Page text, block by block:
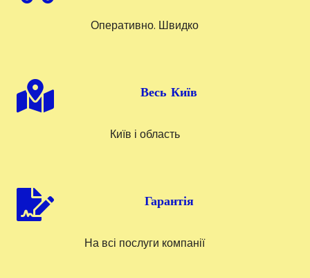
Оперативно. Швидко
Весь Київ
Київ і область
Гарантія
На всі послуги компанії